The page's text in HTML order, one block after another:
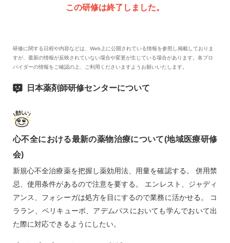
この研修は終了しました。
研修に関する日程や内容などは、Web上に公開されている情報を参照し掲載しておりま
すが、最新の情報が反映されていない場合や変更が生じている場合があります。各プロ
バイダーの情報をご確認の上、ご利用くださいますようお願いいたします。
日本薬剤師研修センターについて
心不全における最新の薬物治療について(地域医療研修
会)
新規心不全治療薬を把握し薬効用法、用量を確認する。 併用禁
忌、使用条件があるので注意を要する。 エンレスト、ジャディ
アンス、フォシーガは処方を目にするので業務に活かせる。 コ
ララン、ベリキューボ、アデムパスにおいても学んでおいて出
た際に対応できるようにしたい。